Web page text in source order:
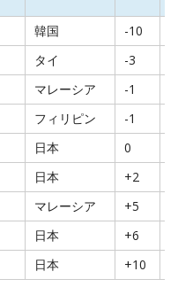
韓国 -10
タイ -3
マレーシア -1
フィリピン -1
日本 0
日本 +2
マレーシア +5
日本 +6
日本 +10